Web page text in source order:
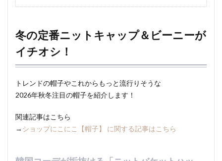
冬の定番ニットキャップ＆ビーニーが
イチオシ！
トレンドの帽子やこれからもっと流行りそうな
2026年秋冬注目の帽子を紹介します！
関連記事はこちら
→ ショップにこにこ【帽子】 に関する記事はこちら